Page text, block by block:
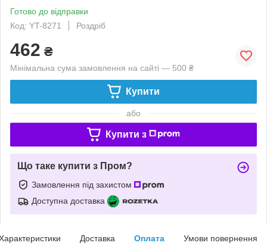
Готово до відправки
Код: YT-8271
Роздріб
462 ₴
Мінімальна сума замовлення на сайті — 500 ₴
Купити
або
Купити з
Що таке купити з Пром?
Замовлення під захистом
Доступна доставка
Доставка Оплата Умови повернення